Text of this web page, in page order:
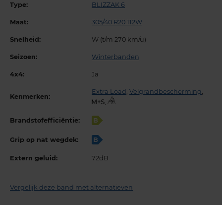
Type: BLIZZAK 6
Maat: 305/40 R20 112W
Snelheid: W (t/m 270 km/u)
Seizoen: Winterbanden
4x4: Ja
Kenmerken:
Extra Load Velgrandbescherming
,
Brandstofefficiëntie: B
Grip op nat wegdek: B
Extern geluid: 72dB
Vergelijk deze band met alternatieven